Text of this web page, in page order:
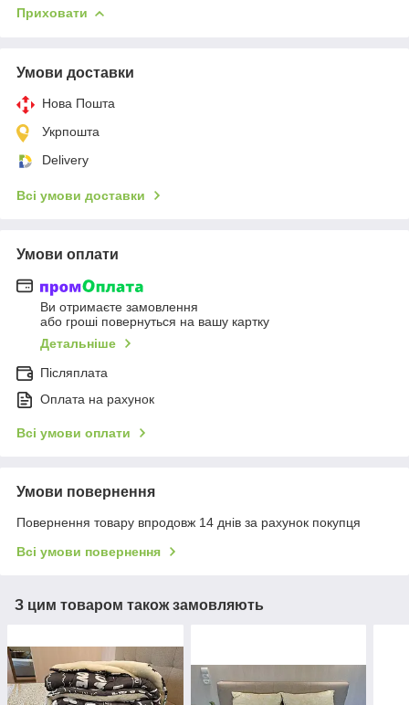
Приховати
Умови доставки
Нова Пошта
Укрпошта
Delivery
Всі умови доставки
Умови оплати
Ви отримаєте замовлення
або гроші повернуться на вашу картку
Детальніше
Післяплата
Оплата на рахунок
Всі умови оплати
Умови повернення
Повернення товару впродовж 14 днів за рахунок покупця
Всі умови повернення
З цим товаром також замовляють